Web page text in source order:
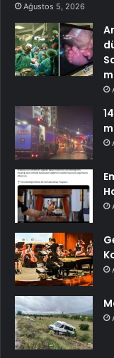
Ağustos 5, 2026